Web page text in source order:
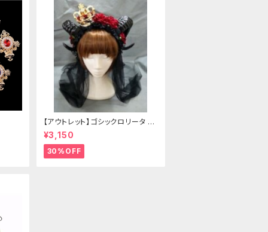
【アウトレット】ゴシックロリータ ゴ
ールドクラウン＆ホーン(ヴェール
付き)
¥3,150
30%OFF